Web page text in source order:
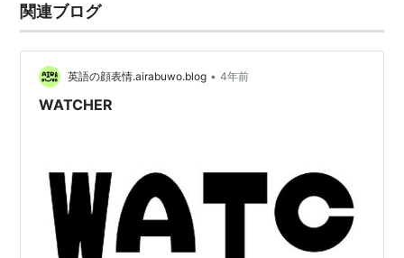
関連ブログ
英語の顔表情.airabuwo.blog • 4年前
WATCHER